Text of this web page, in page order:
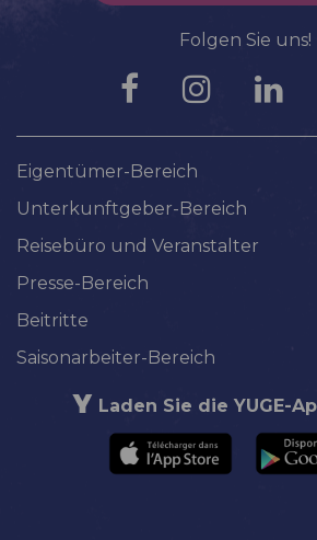
Folgen Sie uns!
Eigentümer-Bereich
Unterkunftgeber-Bereich
Reisebüro und Veranstalter
Presse-Bereich
Beitritte
Saisonarbeiter-Bereich
Laden Sie die YUGE-